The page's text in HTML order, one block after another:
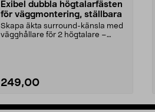
Exibel dubbla högtalarfästen
för väggmontering, ställbara
Skapa äkta surround-känsla med
vägghållare för 2 högtalare –
249,00